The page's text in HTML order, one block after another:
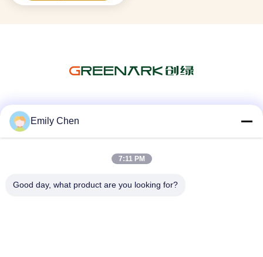
Emily Chen
7:11 PM
Good day, what product are you looking for?